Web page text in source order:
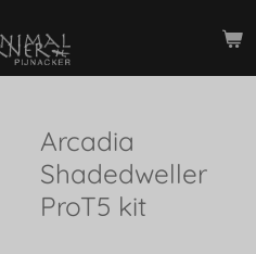
Arcadia
Shadedweller
ProT5 kit